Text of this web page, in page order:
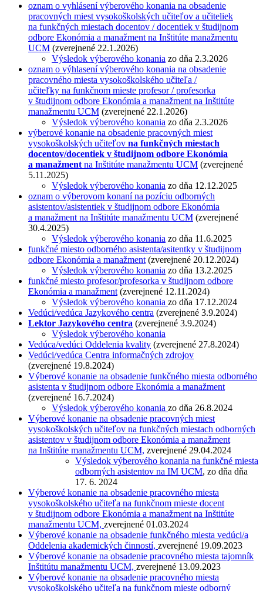
oznam o vyhlásení výberového konania na obsadenie
pracovných miest vysokoškolských učiteľov a učiteliek
na funkčných miestach docentov / docentiek v študijnom
odbore Ekonómia a manažment na Inštitúte manažmentu
UCM (zverejnené 22.1.2026)
Výsledok výberového konania zo dňa 2.3.2026
oznam o výhlasení výberového konania na obsadenie
pracovného miesta vysokoškolského učiteľa /
učiteľky na funkčnom mieste profesor / profesorka
v študijnom odbore Ekonómia a manažment na Inštitúte
manažmentu UCM (zverejnené 22.1.2026)
Výsledok výberového konania zo dňa 2.3.2026
výberové konanie na obsadenie pracovných miest
vysokoškolských učiteľov na funkčných miestach
docentov/docentiek v študijnom odbore Ekonómia
a manažment na Inštitúte manažmentu UCM (zverejnené
5.11.2025)
Výsledok výberového konania zo dňa 12.12.2025
oznam o výberovom konaní na pozíciu odborných
asistentov/asistentiek v študijnom odbore Ekonómia
a manažment na Inštitúte manažmentu UCM (zverejnené
30.4.2025)
Výsledok výberového konania zo dňa 11.6.2025
funkčné miesto odborného asistenta/asitentky v študijnom
odbore Ekonómia a manažment (zverejnené 20.12.2024)
Výsledok výberového konania zo dňa 13.2.2025
funkčné miesto profesor/profesorka v študijnom odbore
Ekonómia a manažment (zverejnené 12.11.2024)
Výsledok výberového konania zo dňa 17.12.2024
Vedúci/vedúca Jazykového centra (zverejnené 3.9.2024)
Lektor Jazykového centra (zverejnené 3.9.2024)
Výsledok výberového konania
Vedúca/vedúci Oddelenia kvality (zverejnené 27.8.2024)
Vedúci/vedúca Centra informačných zdrojov
(zverejnené 19.8.2024)
Výberové konanie na obsadenie funkčného miesta odborného
asistenta v študijnom odbore Ekonómia a manažment
(zverejnené 16.7.2024)
Výsledok výberového konania zo dňa 26.8.2024
Výberové konanie na obsadenie pracovných miest
vysokoškolských učiteľov na funkčných miestach odborných
asistentov v študijnom odbore Ekonómia a manažment
na Inštitúte manažmentu UCM, zverejnené 29.04.2024
Výsledok výberového konania na funkčné miesta
odborných asistentov na IM UCM, zo dňa dňa
17. 6. 2024
Výberové konanie na obsadenie pracovného miesta
vysokoškolského učiteľa na funkčnom mieste docent
v študijnom odbore Ekonómia a manažment na Inštitúte
manažmentu UCM, zverejnené 01.03.2024
Výberové konanie na obsadenie funkčného miesta vedúci/a
Oddelenia akademických činností, zverejnené 19.09.2023
Výberové konanie na obsadenie pracovného miesta tajomník
Inštitútu manažmentu UCM, zverejnené 13.09.2023
Výberové konanie na obsadenie pracovného miesta
vysokoškolského učiteľa na funkčnom mieste odborný